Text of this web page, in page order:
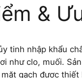
&
tinh nhập khẩu
như clo, muối.
gạch được